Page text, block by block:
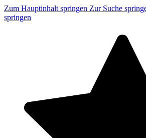
Zum Hauptinhalt springen Zur Suche
springen